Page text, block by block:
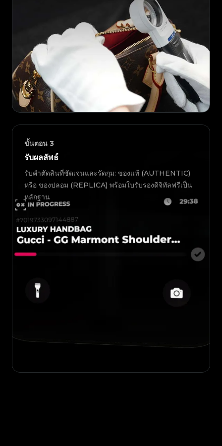
ขั้นตอน 3
รับผลลัพธ์
รับคำตัดสินที่ชัดเจนและรัดกุม: ของแท้ (AUTHENTIC)
หรือ ของปลอม (REPLICA) พร้อมใบรับรองดิจิทัลฟรีเป็น
หลักฐาน